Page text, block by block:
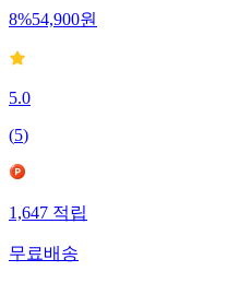
8%54,900원
5.0
(5)
1,647적립
무료배송